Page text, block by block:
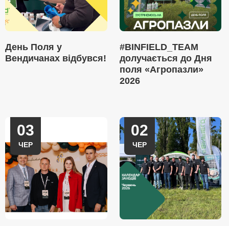
День Поля у
Вендичанах відбувся!
#BINFIELD_TEAM
долучається до Дня
поля «Агропазли»
2026
03
ЧЕР
02
ЧЕР